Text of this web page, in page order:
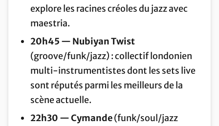
explore les racines créoles du jazz avec
maestria.
20h45 — Nubiyan Twist
(groove/funk/jazz) : collectif londonien
multi-instrumentistes dont les sets live
sont réputés parmi les meilleurs de la
scène actuelle.
22h30 — Cymande(funk/soul/jazz